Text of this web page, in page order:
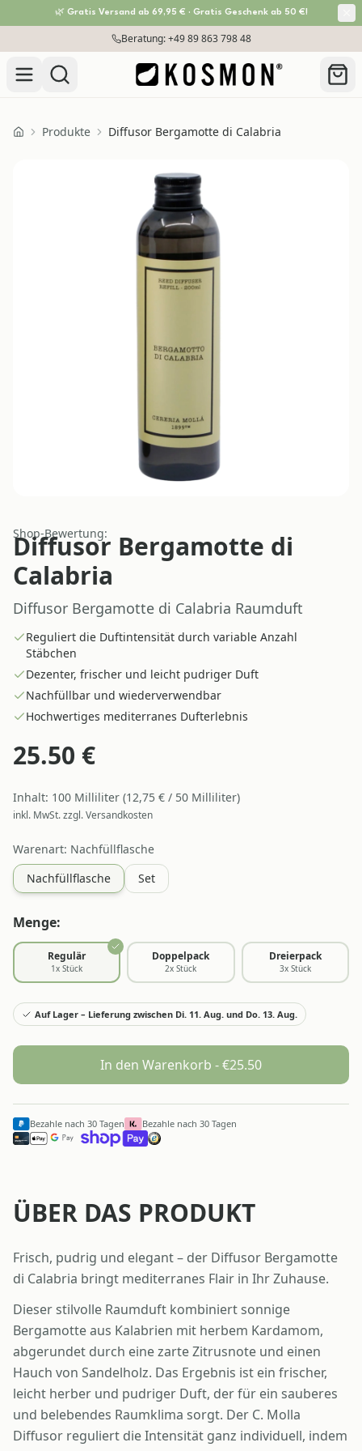
🌿 Gratis Versand ab 69,95 € · Gratis Geschenk ab 50 €!
Zum Inhalt springenBeratung: +49 89 863 798 48
HomeProdukte Diffusor Bergamotte di Calabria
Shop-Bewertung:
Diffusor Bergamotte di
Calabria
Diffusor Bergamotte di Calabria Raumduft
Reguliert die Duftintensität durch variable Anzahl
Stäbchen
Dezenter, frischer und leicht pudriger Duft
Nachfüllbar und wiederverwendbar
Hochwertiges mediterranes Dufterlebnis
25.50 €
Inhalt: 100 Milliliter (12,75 € / 50 Milliliter)
inkl. MwSt. zzgl. Versandkosten
Warenart: Nachfüllflasche
Nachfüllflasche
Set
Menge:
Regulär
1x Stück
Doppelpack
2x Stück
Dreierpack
3x Stück
Auf Lager – Lieferung zwischen Di. 11. Aug. und Do. 13. Aug.
In den Warenkorb - €25.50
Bezahle nach 30 Tagen Bezahle nach 30 Tagen
ÜBER DAS PRODUKT
Frisch, pudrig und elegant – der Diffusor Bergamotte
di Calabria bringt mediterranes Flair in Ihr Zuhause.
Dieser stilvolle Raumduft kombiniert sonnige
Bergamotte aus Kalabrien mit herbem Kardamom,
abgerundet durch eine zarte Zitrusnote und einen
Hauch von Sandelholz. Das Ergebnis ist ein frischer,
leicht herber und pudriger Duft, der für ein sauberes
und belebendes Raumklima sorgt. Der C. Molla
Diffusor reguliert die Intensität ganz individuell, indem